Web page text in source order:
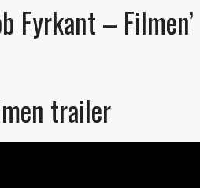
Fyrkant – Filmen’
trailer